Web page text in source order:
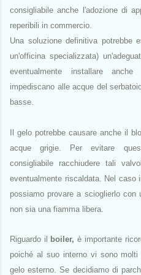
consigliabile anche l'adozione di
reperibili in commercio.
Una soluzione definitiva potrebbe
un'officina specializzata)
eventualmente installare
impediscano alle acque del
basse.
Il gelo potrebbe causare anche il
acque grigie. Per evitare
consigliabile racchiudere tali
eventualmente riscaldata. Nel caso
possiamo provare a scioglierlo
non sia una fiamma libera.
Riguardo il boiler, è importante
poiché al suo interno vi sono
gelo esterno. Se decidiamo di